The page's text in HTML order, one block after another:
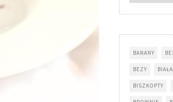
BANANY
BEZY
BISZKOPTY